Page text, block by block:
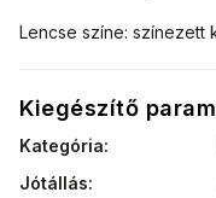
Lencse színe: színezett
Kiegészítő
Kategória:
Jótállás: